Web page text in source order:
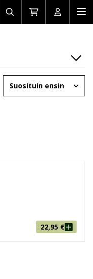
Avaa/sulje
haku
Siirry
ostoskoriin
Avaa/
Järjestä
22,95 €